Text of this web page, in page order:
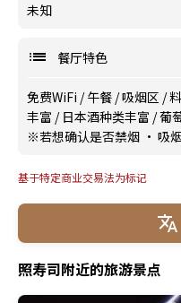
未知
餐厅特色
免费WiFi /午餐 /吸烟区 /
丰富 / 日本酒种类丰富 /葡
※若想确认是否禁烟 · 吸
基于特定商业交易法为标记
照寿司附近的旅游景点